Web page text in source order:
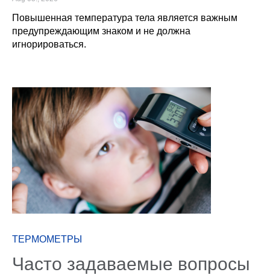
Повышенная температура тела является важным
предупреждающим знаком и не должна
игнорироваться.
ТЕРМОМЕТРЫ
Часто задаваемые вопросы